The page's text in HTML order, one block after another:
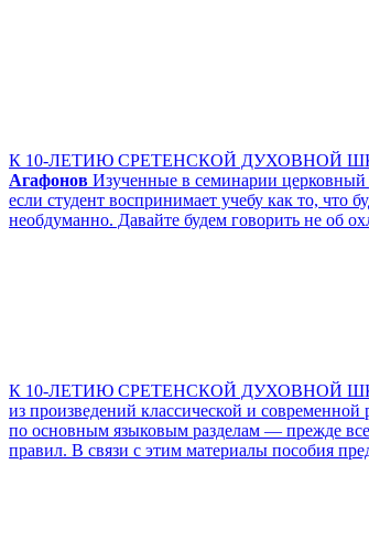
К 10-ЛЕТИЮ СРЕТЕНСКОЙ ДУХОВНОЙ
Агафонов Изученные в семинарии церковный
если студент воспринимает учебу как то,
необдуманно. Давайте будем говорить не об
К 10-ЛЕТИЮ СРЕТЕНСКОЙ ДУХОВНОЙ
из произведений классической и
по основным языковым разделам — прежде
правил. В связи с этим материалы пособия